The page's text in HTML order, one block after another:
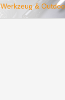
Werkzeug &